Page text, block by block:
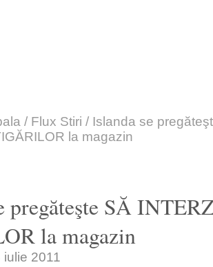
/ Flux Stiri / Islanda se
la magazin
pregăteşte SĂ
la magazin
iulie 2011